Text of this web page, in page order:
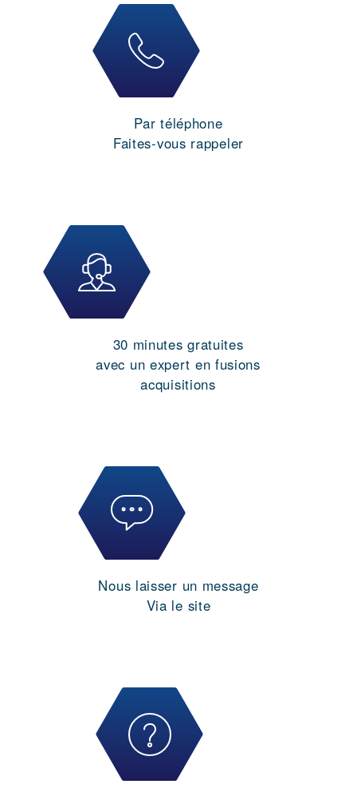
Par téléphone
Faites-vous rappeler
30 minutes gratuites
avec un expert en fusions
acquisitions
Nous laisser un message
Via le site